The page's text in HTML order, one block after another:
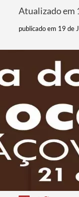
Atualizado em
publicado em 19 de